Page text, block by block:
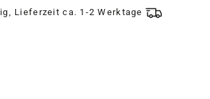
Lieferzeit ca. 1-2 Werktage